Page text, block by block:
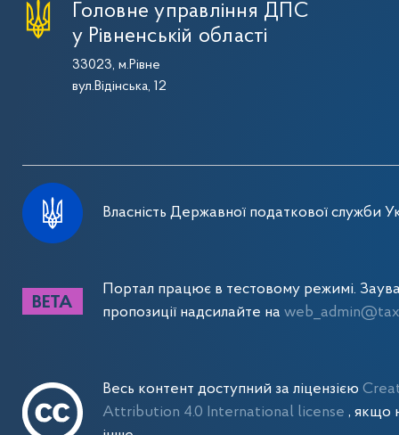
Головне управління ДПС
у Рівненській області
33023, м.Рівне
вул.Відінська, 12
Власність Державної податкової служби
Портал працює в тестовому режимі.
пропозиції надсилайте на
Весь контент доступний за ліцензією
Attribution 4.0 International license , якщо